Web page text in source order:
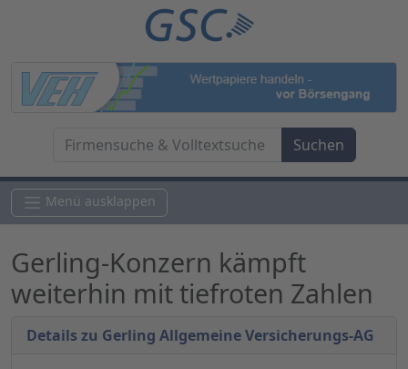
Menü ausklappen
Gerling-Konzern kämpft
weiterhin mit tiefroten Zahlen
Details zu Gerling Allgemeine Versicherungs-AG